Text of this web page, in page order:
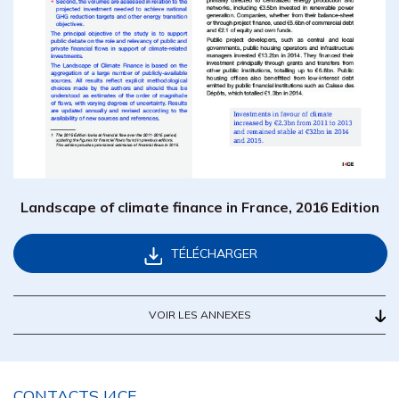
Landscape of climate finance in France, 2016 Edition
TÉLÉCHARGER
VOIR LES ANNEXES